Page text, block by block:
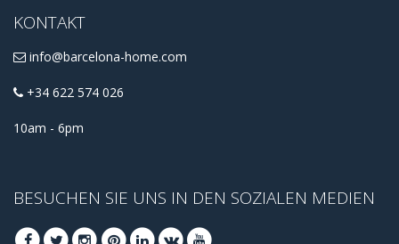
KONTAKT
info@barcelona-home.com
+34 622 574 026
10am - 6pm
BESUCHEN SIE UNS IN DEN SOZIALEN MEDIEN